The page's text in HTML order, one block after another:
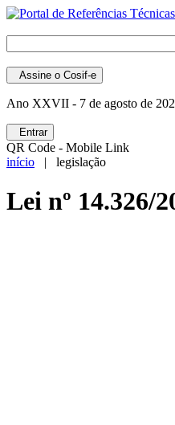
Assine o Cosif-e
Ano XXVII - 7 de agosto de
Entrar
QR Code - Mobile Link
início | legislação
Lei nº 14.326/